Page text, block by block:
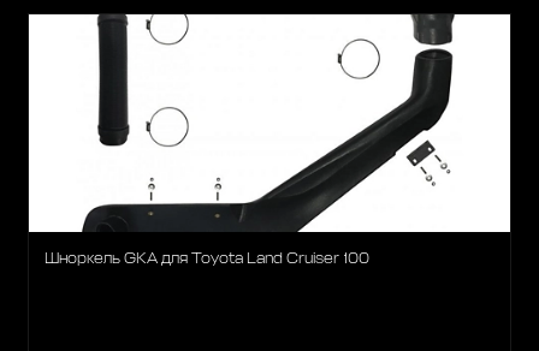
Шноркель GKA для Toyota Land Cruiser 100